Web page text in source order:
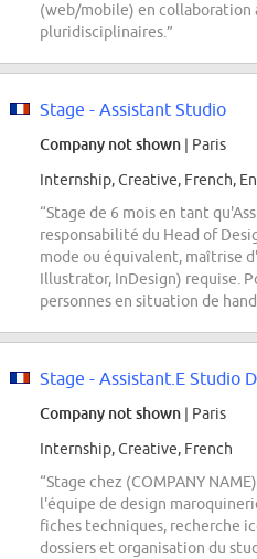
(web/mobile) en collaboration
pluridisciplinaires.”
Stage - Assistant Studio
Company not shown | Paris
Internship, Creative, French,
“Stage de 6 mois en tant
responsabilité du Head of
mode ou équivalent, maîtrise
Illustrator, InDesign) requise.
personnes en situation de
Company not shown | Paris
Internship, Creative, French
“Stage chez (COMPANY
l'équipe de design
fiches techniques, recherche
dossiers et organisation du